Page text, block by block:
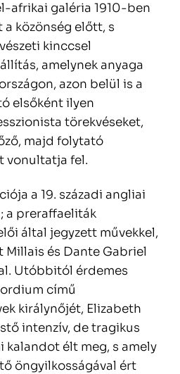
afrikai galéria 1910-ben
közönség előtt, s
kinccsel
amelynek anyaga
azon belül is a
elsőként ilyen
törekvéseket,
majd folytató
vonultatja fel.
a 19. századi angliai
a preraffaeliták
által jegyzett művekkel,
Millais és Dante Gabriel
Utóbbitól érdemes
című
királynőjét, Elizabeth
intenzív, de tragikus
kalandot élt meg, s amely
öngyilkosságával ért